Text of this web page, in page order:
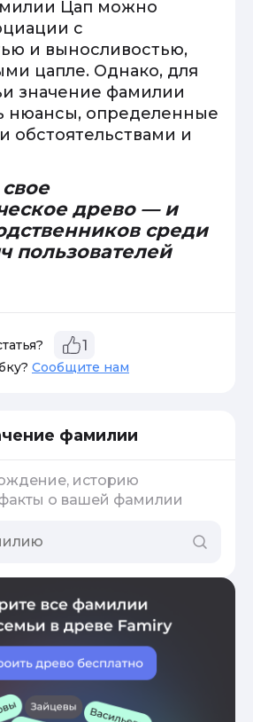
Цап можно
с
и выносливостью,
цапле. Однако, для
значение фамилии
нюансы, определенные
обстоятельствами и
древо — и
среди
пользователей
1
Сообщите нам
фамилии
историю
о вашей фамилии